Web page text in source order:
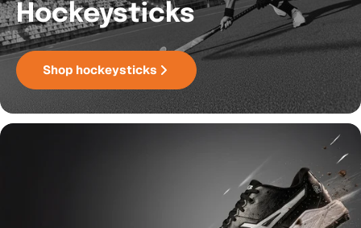
Hockeysticks
Shop hockeysticks